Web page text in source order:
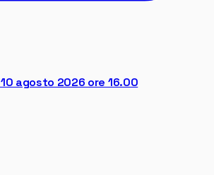
agosto 2026 ore 16.00